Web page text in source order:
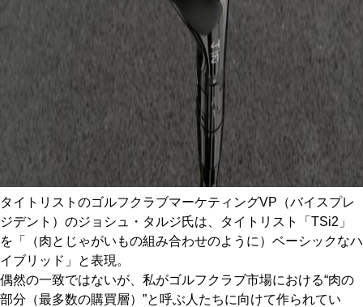
タイトリストのゴルフクラブマーケティングVP（バイスプレ
ジデント）のジョシュ・タルジ氏は、タイトリスト「TSi2」
を「（肉とじゃがいもの組み合わせのように）ベーシックなハ
イブリッド」と表現。
偶然の一致ではないが、私がゴルフクラブ市場における“肉の
部分（最多数の購買層）”と呼ぶ人たちに向けて作られてい